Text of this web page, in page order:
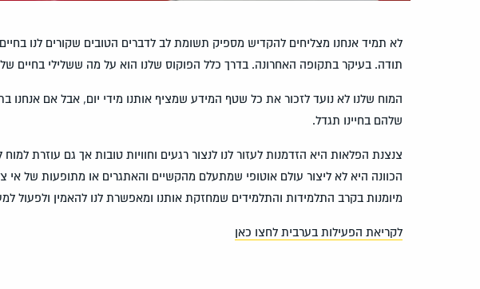
לא תמיד אנחנו מצליחים להקדיש מספיק תשומת לב לדברים הטובים שקורים לנו
תודה. בעיקר בתקופה האחרונה. בדרך כלל הפוקוס שלנו הוא על מה ששלילי בחיים
המוח שלנו לא נועד לזכור את כל שטף המידע שמציף אותנו מידי יום, אבל אם אנחנו
שלהם בחיינו תגדל.
צנצנת הפלאות היא הזדמנות לעזור לנו לנצור רגעים וחוויות טובות אך גם עוזרת
הכוונה היא לא ליצור עולם אוטופי שמתעלם מהקשיים והאתגרים או מתופעות של
מיומנות בקרב התלמידות והתלמידים שמחזקת אותנו ומאפשרת לנו להאמין ולפעול
לקריאת הפעילות בערבית לחצו כאן